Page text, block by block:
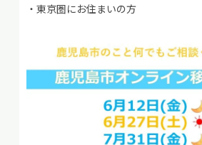
・東京圏にお住まいの方